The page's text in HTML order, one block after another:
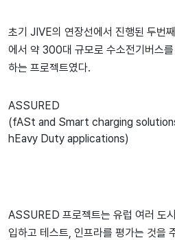
초기 JIVE의 연장선에서 진행된 두번
에서 약 300대 규모로 수소전기버스
하는 프로젝트였다.
ASSURED
(fASt and Smart charging
hEavy Duty applications)
ASSURED 프로젝트는 유럽 여러 도
입하고 테스트, 인프라를 평가는 것을